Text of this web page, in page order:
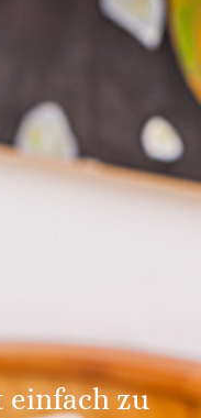
einfach zu